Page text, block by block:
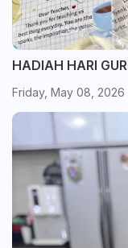
HADIAH HARI
Friday, May 08, 2026